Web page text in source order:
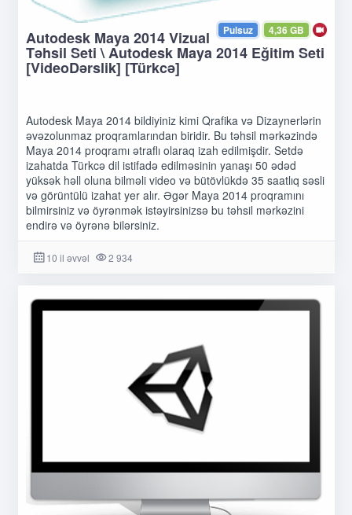
4,36 GB
Pulsuz
Autodesk Maya 2014 Vizual
Təhsil Seti \ Autodesk Maya 2014 Eğitim Seti
[VideoDərslik] [Türkcə]
Autodesk Maya 2014 bildiyiniz kimi Qrafika və Dizaynerlərin
əvəzolunmaz proqramlarından biridir. Bu təhsil mərkəzində
Maya 2014 proqramı ətraflı olaraq izah edilmişdir. Setdə
izahatda Türkcə dil istifadə edilməsinin yanaşı 50 ədəd
yüksək həll oluna bilməli video və bütövlükdə 35 saatlıq səsli
və görüntülü izahat yer alır. Əgər Maya 2014 proqramını
bilmirsiniz və öyrənmək istəyirsinizsə bu təhsil mərkəzini
endirə və öyrənə bilərsiniz.
10 il əvvəl 2 934